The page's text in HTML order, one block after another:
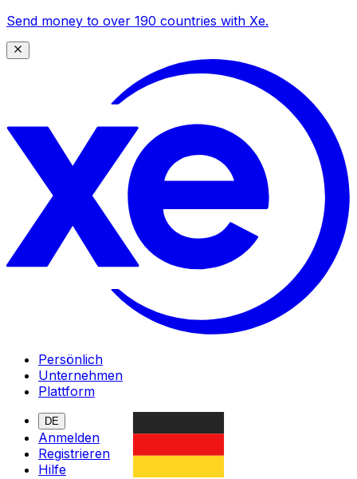
Send money to over 190 countries with Xe.
Persönlich
Unternehmen
Plattform
DE
Anmelden
Registrieren
Hilfe